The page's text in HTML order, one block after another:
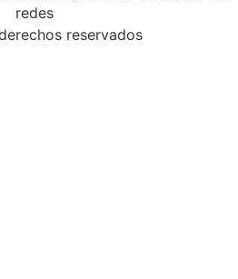
redes
reservados